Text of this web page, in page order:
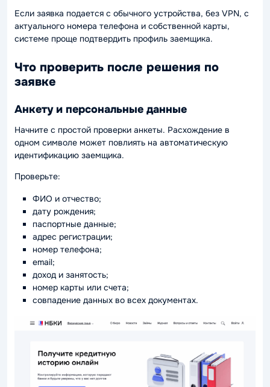
Если заявка подается с обычного устройства, без VPN, с
актуального номера телефона и собственной карты,
системе проще подтвердить профиль заемщика.
Что проверить после решения по
заявке
Анкету и персональные данные
Начните с простой проверки анкеты. Расхождение в
одном символе может повлиять на автоматическую
идентификацию заемщика.
Проверьте:
ФИО и отчество;
дату рождения;
паспортные данные;
адрес регистрации;
номер телефона;
email;
доход и занятость;
номер карты или счета;
совпадение данных во всех документах.